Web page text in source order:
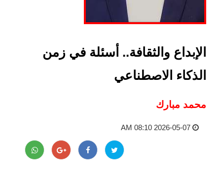
الإبداع والثقافة.. أسئلة في زمن
الذكاء الاصطناعي
محمد مبارك
2026-05-07 08:10 AM